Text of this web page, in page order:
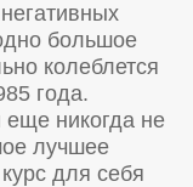
большое
колеблется
года.
еще никогда не
лучшее
для себя